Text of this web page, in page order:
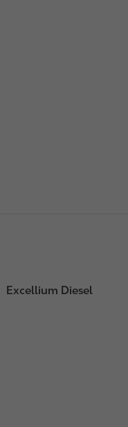
Excellium Diesel